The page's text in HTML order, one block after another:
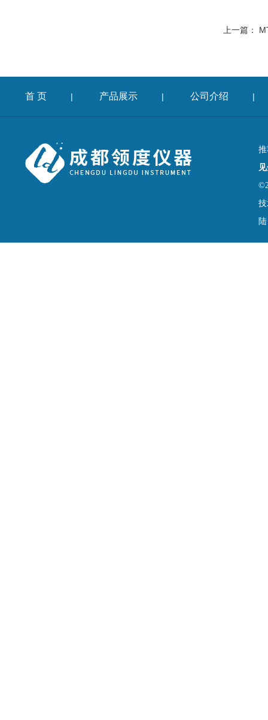
上一篇：
首 页 | 产品展示 | 公司介绍 |
陆